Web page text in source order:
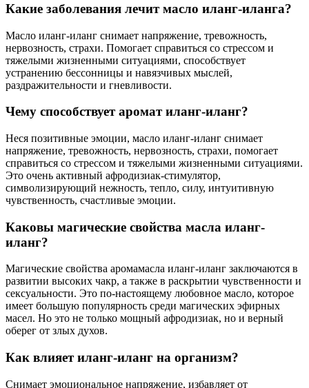
Какие заболевания лечит масло иланг-иланга?
Масло иланг-иланг снимает напряжение, тревожность,
нервозность, страхи. Помогает справиться со стрессом и
тяжелыми жизненными ситуациями, способствует
устранению бессонницы и навязчивых мыслей,
раздражительности и гневливости.
Чему способствует аромат иланг-иланг?
Неся позитивные эмоции, масло иланг-иланг снимает
напряжение, тревожность, нервозность, страхи, помогает
справиться со стрессом и тяжелыми жизненными ситуациями.
Это очень активный афродизиак-стимулятор,
символизирующий нежность, тепло, силу, интуитивную
чувственность, счастливые эмоции.
Каковы магические свойства масла иланг-
иланг?
Магические свойства аромамасла иланг-иланг заключаются в
развитии высоких чакр, а также в раскрытии чувственности и
сексуальности. Это по-настоящему любовное масло, которое
имеет большую популярность среди магических эфирных
масел. Но это не только мощный афродизиак, но и верный
оберег от злых духов.
Как влияет иланг-иланг на организм?
Снимает эмоциональное напряжение, избавляет от